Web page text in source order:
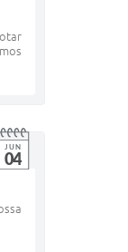
JUN
04